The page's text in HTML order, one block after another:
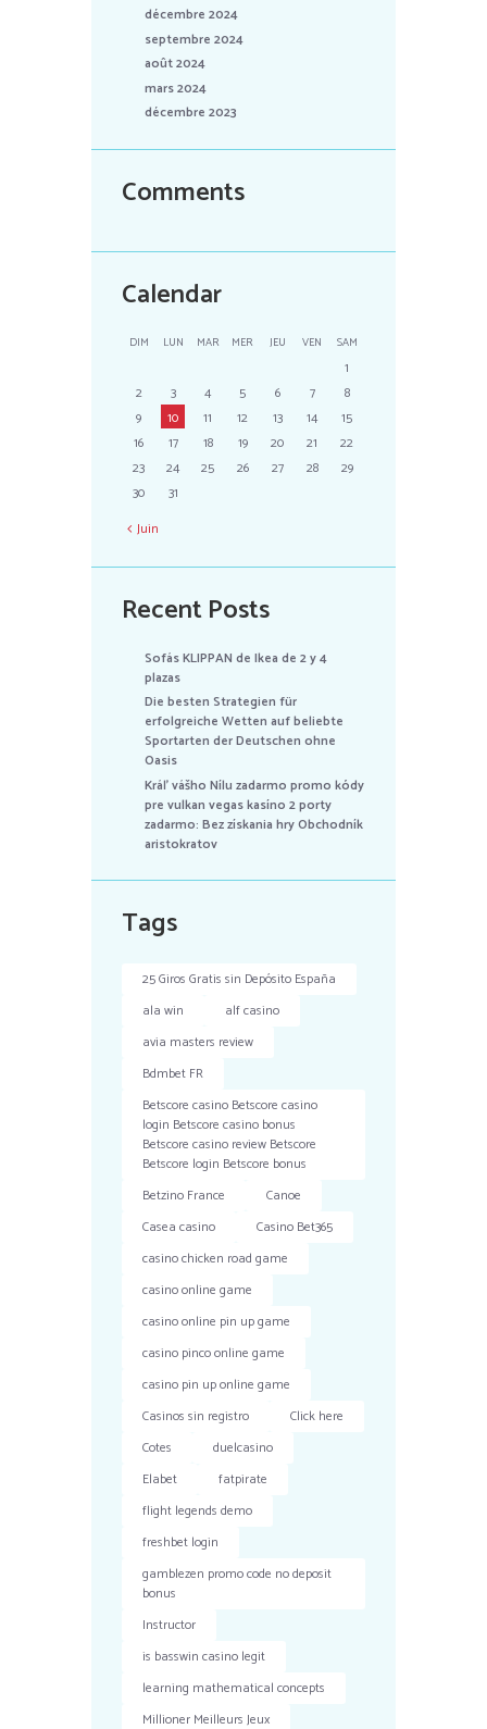
décembre 2024
septembre 2024
août 2024
mars 2024
décembre 2023
Comments
Calendar
DIM LUN MAR MER JEU VEN SAM
1
2
3 4 5 6 7
8
9
10 11 12 13 14
15
16
17 18 19 20 21
22
23
24 25 26 27 28
29
30
31
Juin
Recent Posts
Sofás KLIPPAN de Ikea de 2 y 4
plazas
Die besten Strategien für
erfolgreiche Wetten auf beliebte
Sportarten der Deutschen ohne
Oasis
Kráľ vášho Nílu zadarmo promo kódy
pre vulkan vegas kasíno 2 porty
zadarmo: Bez získania hry Obchodník
aristokratov
Tags
25 Giros Gratis sin Depósito España
ala win
alf casino
avia masters review
Bdmbet FR
Betscore casino Betscore casino
login Betscore casino bonus
Betscore casino review Betscore
Betscore login Betscore bonus
Betzino France
Canoe
Casea casino
Casino Bet365
casino chicken road game
casino online game
casino online pin up game
casino pinco online game
casino pin up online game
Casinos sin registro
Click here
Cotes
duelcasino
Elabet
fatpirate
flight legends demo
freshbet login
gamblezen promo code no deposit
bonus
Instructor
is basswin casino legit
learning mathematical concepts
Millioner Meilleurs Jeux